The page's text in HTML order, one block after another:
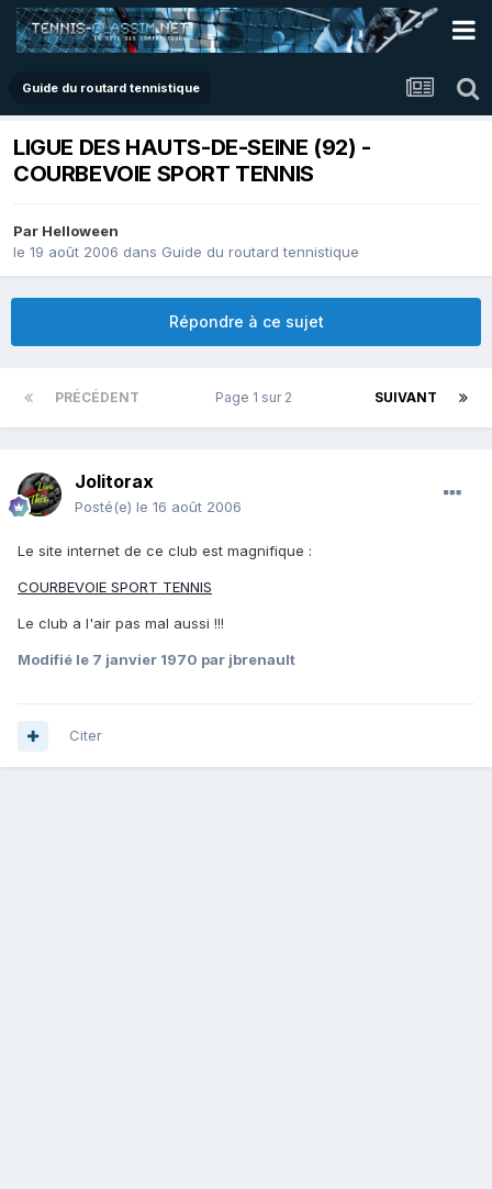
Guide du routard tennistique
LIGUE DES HAUTS-DE-SEINE (92) -
COURBEVOIE SPORT TENNIS
Par Helloween
le 19 août 2006 dans Guide du routard tennistique
Répondre à ce sujet
PRÉCÉDENT SUIVANT
Page 1 sur 2
Jolitorax
Posté(e) le 16 août 2006
Le site internet de ce club est magnifique :
COURBEVOIE SPORT TENNIS
Le club a l'air pas mal aussi !!!
Modifié le 7 janvier 1970 par jbrenault
Citer